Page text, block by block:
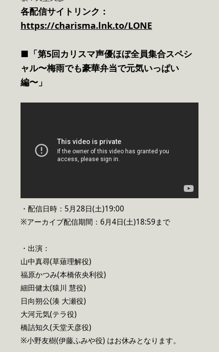
各配信サイトリンク：
https://charisma.lnk.to/LONE
■「第5回カリスマ声優ほぼ全員集合スペシ
ャル〜梅雨でも豪華弁当で元気いっぱい
編〜」
・配信日時：5月28日(土)19:00
※アーカイブ配信期間：6月4日(土)18:59まで
・出演：
山中真尋(草薙理解役)
福原かつみ(本橋依央利役)
細田健太(猿川 慧役)
日向朔公(湊 大瀬役)
大河元気(テラ役)
橋詰知久(天堂天彦役)
※小野友樹(伊藤ふみや役) はお休みとなります。